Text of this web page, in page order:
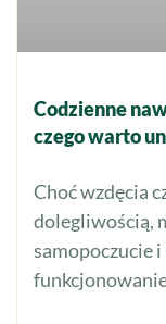
Codzienne
czego warto
Choć wzdęcia
dolegliwością,
samopoczucie